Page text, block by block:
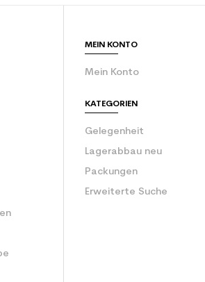
MEIN KONTO
Mein Konto
KATEGORIEN
Gelegenheit
Lagerabbau neu
Packungen
Erweiterte Suche